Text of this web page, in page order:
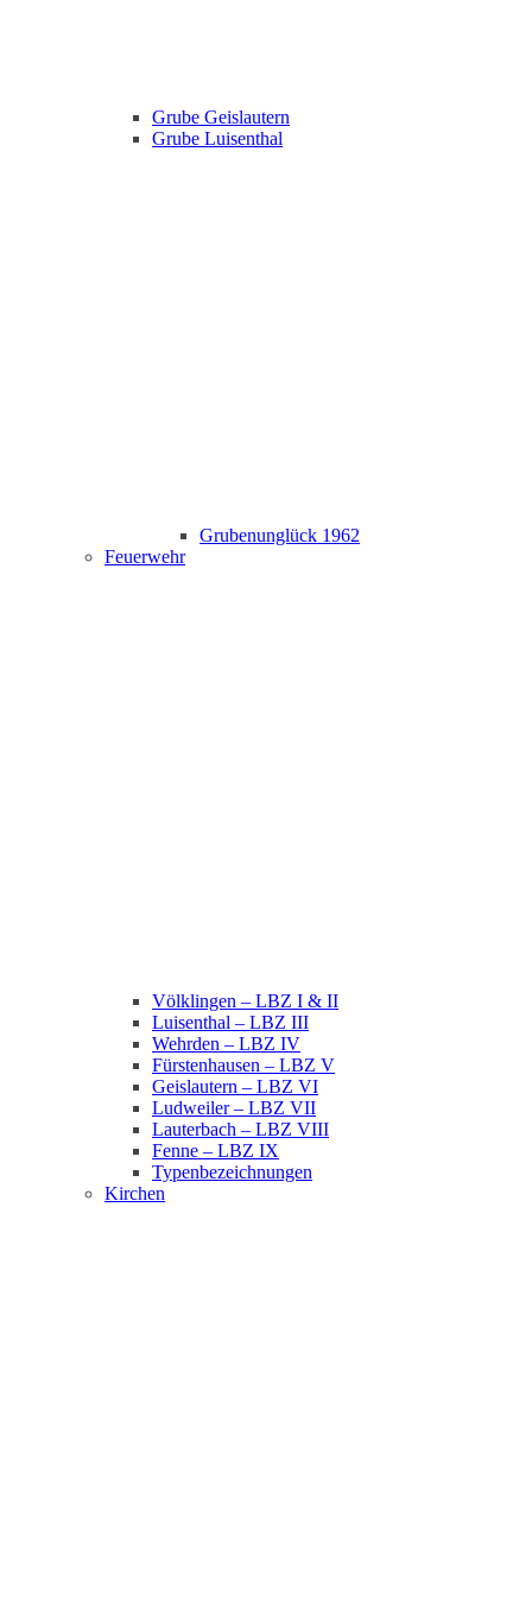
Grube Geislautern
Grube Luisenthal
Grubenunglück 1962
Feuerwehr
Völklingen – LBZ I & II
Luisenthal – LBZ III
Wehrden – LBZ IV
Fürstenhausen – LBZ V
Geislautern – LBZ VI
Ludweiler – LBZ VII
Lauterbach – LBZ VIII
Fenne – LBZ IX
Typenbezeichnungen
Kirchen